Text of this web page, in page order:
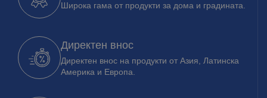
Широка гама от продукти за дома и градината.
Директен внос
Директен внос на продукти от Азия, Латинска
Америка и Европа.